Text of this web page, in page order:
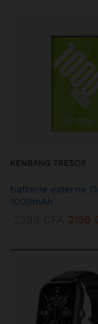
KENBANG TRÉSOR
batterie externe
1000mAh
2159